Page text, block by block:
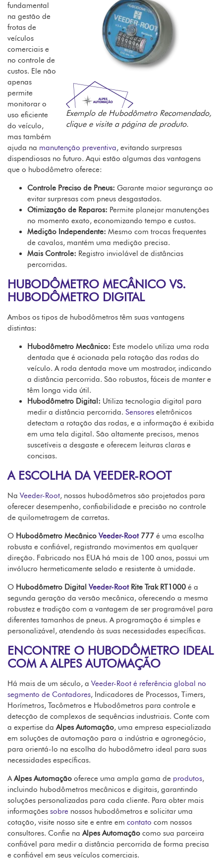
Exemplo de Hubodômetro Recomendado,
clique e visite a página de produto.
fundamental
na gestão de
frotas de
veículos
comerciais e
no controle de
custos. Ele não
apenas
permite
monitorar o
uso eficiente
do veículo,
mas também
ajuda na manutenção preventiva, evitando surpresas
dispendiosas no futuro. Aqui estão algumas das vantagens
que o hubodômetro oferece:
Controle Preciso de Pneus: Garante maior segurança ao
evitar surpresas com pneus desgastados.
Otimização de Reparos: Permite planejar manutenções
no momento exato, economizando tempo e custos.
Medição Independente: Mesmo com trocas frequentes
de cavalos, mantém uma medição precisa.
Mais Controle: Registro inviolável de distâncias
percorridas.
HUBODÔMETRO MECÂNICO VS.
HUBODÔMETRO DIGITAL
Ambos os tipos de hubodômetros têm suas vantagens
distintas:
Hubodômetro Mecânico: Este modelo utiliza uma roda
dentada que é acionada pela rotação das rodas do
veículo. A roda dentada move um mostrador, indicando
a distância percorrida. São robustos, fáceis de manter e
têm longa vida útil.
Hubodômetro Digital: Utiliza tecnologia digital para
medir a distância percorrida. Sensores eletrônicos
detectam a rotação das rodas, e a informação é exibida
em uma tela digital. São altamente precisos, menos
suscetíveis a desgaste e oferecem leituras claras e
concisas.
A ESCOLHA DA VEEDER-ROOT
Na Veeder-Root, nossos hubodômetros são projetados para
oferecer desempenho, confiabilidade e precisão no controle
de quilometragem de carretas.
O Hubodômetro MecânicoVeeder-Root777 é uma escolha
robusta e confiável, registrando movimentos em qualquer
direção. Fabricado nos EUA há mais de 100 anos, possui um
invólucro hermeticamente selado e resistente à umidade.
O Hubodômetro DigitalVeeder-RootRite Trak RT1000 é a
segunda geração da versão mecânica, oferecendo a mesma
robustez e tradição com a vantagem de ser programável para
diferentes tamanhos de pneus. A programação é simples e
personalizável, atendendo às suas necessidades específicas.
ENCONTRE O HUBODÔMETRO IDEAL
COM A ALPES AUTOMAÇÃO
Há mais de um século, a Veeder-Root é referência global no
segmento de Contadores, Indicadores de Processos, Timers,
Horímetros, Tacômetros e Hubodômetros para controle e
detecção de complexos de sequências industriais. Conte com
a expertise daAlpes Automação, uma empresa especializada
em soluções de automação para a indústria e agronegócio,
para orientá-lo na escolha do hubodômetro ideal para suas
necessidades específicas.
AAlpes Automação oferece uma ampla gama de produtos,
incluindo hubodômetros mecânicos e digitais, garantindo
soluções personalizadas para cada cliente. Para obter mais
informações sobre nossos hubodômetros e solicitar uma
cotação, visite nosso site e entre em contato com nossos
consultores. Confie naAlpes Automação como sua parceira
confiável para medir a distância percorrida de forma precisa
e confiável em seus veículos comerciais.